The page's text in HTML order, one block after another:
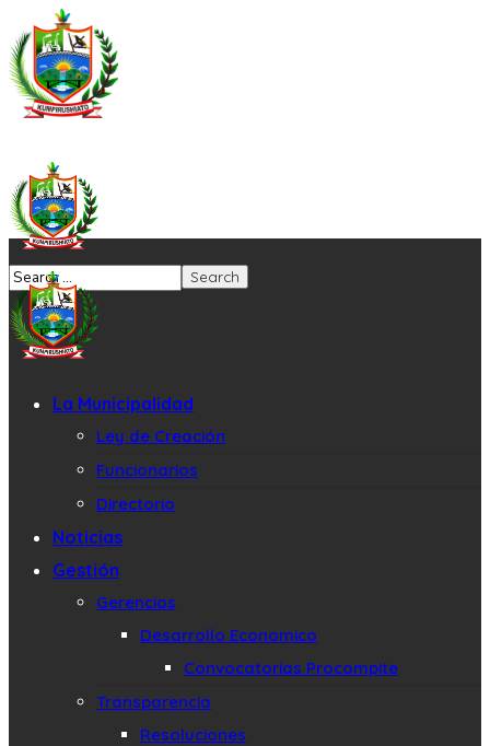
La Municipalidad
Ley de Creación
Funcionarios
Directorio
Noticias
Gestión
Gerencias
Desarrollo Economico
Convocatorias Procompite
Transparencia
Resoluciones